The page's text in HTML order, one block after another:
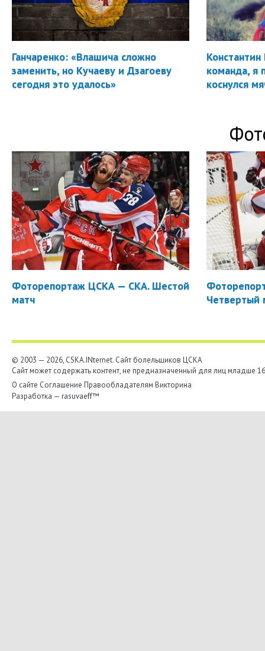
Ганчаренко: «Влашича сложно
заменить, но Кучаеву и Дзагоеву
сегодня это удалось»
Константин
команда, я
коснулся
Фоторепортаж ЦСКА — СКА. Шестой
матч
Четвертый
© 2003 — 2026, CSKA.INternet. Cайт болельщиков ЦСКА
Сайт может содержать контент, не предназначенный для лиц младше
О сайте Соглашение Правообладателям Викторина
Разработка — rasuvaeff™